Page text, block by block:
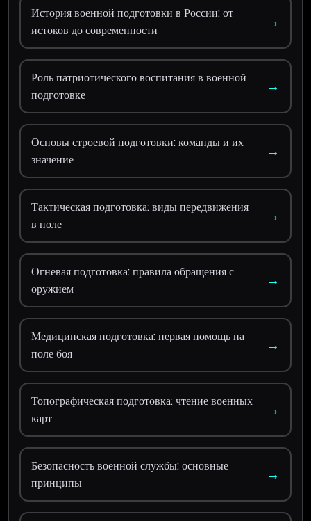
История военной подготовки в России: от
истоков до современности
→
Роль патриотического воспитания в военной
подготовке
→
Основы строевой подготовки: команды и их
значение
→
Тактическая подготовка: виды передвижения
в поле
→
Огневая подготовка: правила обращения с
оружием
→
Медицинская подготовка: первая помощь на
поле боя
→
Топографическая подготовка: чтение военных
карт
→
Безопасность военной службы: основные
принципы
→